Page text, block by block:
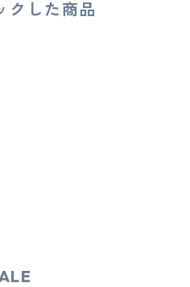
クした商品